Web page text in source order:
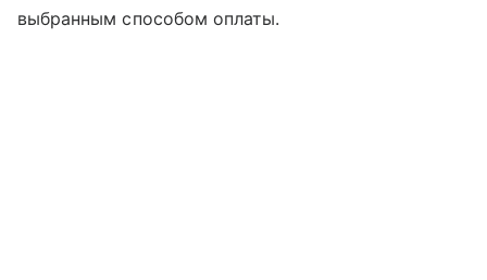
выбранным способом оплаты.